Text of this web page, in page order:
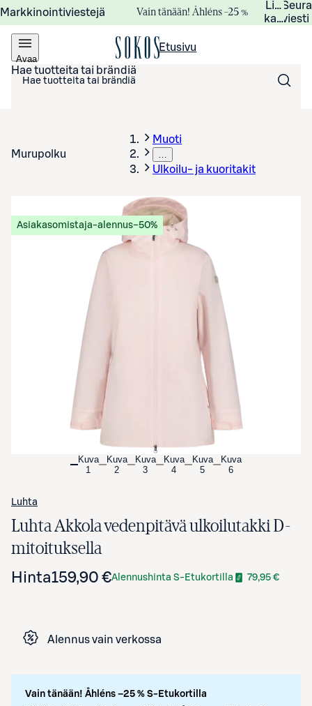
Markkinointiviestejä Vain tänään! Åhléns –25 %
viesti
Avaa
valikko
Etusivu
Hae tuotteita tai brändiä
Murupolku
Muoti
…
Ulkoilu- ja kuoritakit
Avaa tuotekuva suurennettuna
Asiakasomistaja-alennus−50%
Kuva
1
Kuva
2
Kuva
3
Kuva
4
Kuva
5
Kuva
6
Luhta
Luhta Akkola vedenpitävä ulkoilutakki D-
mitoituksella
Hinta159,90 €Alennushinta S-Etukortilla 79,95 €
Alennus vain verkossa
Vain tänään! Åhléns –25 % S-Etukortilla